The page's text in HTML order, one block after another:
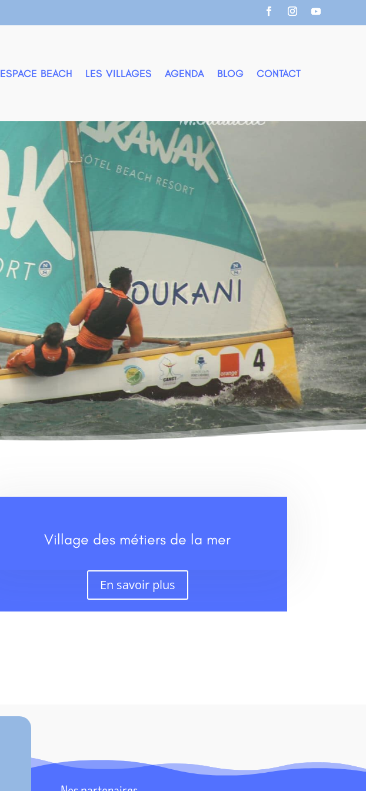
ESPACE BEACH LES VILLAGES AGENDA BLOG CONTACT
Village des métiers de la mer
En savoir plus